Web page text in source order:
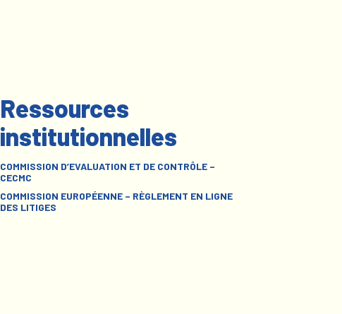
Ressources
institutionnelles
COMMISSION D’EVALUATION ET DE CONTRÔLE –
CECMC
COMMISSION EUROPÉENNE – RÈGLEMENT EN LIGNE
DES LITIGES